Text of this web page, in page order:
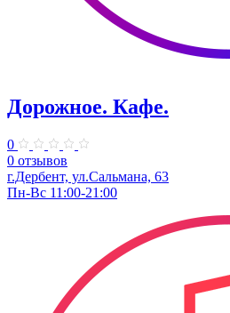
Дорожное. Кафе.
0
0 отзывов
г.Дербент, ул.Сальмана, 63
Пн-Вс 11:00-21:00